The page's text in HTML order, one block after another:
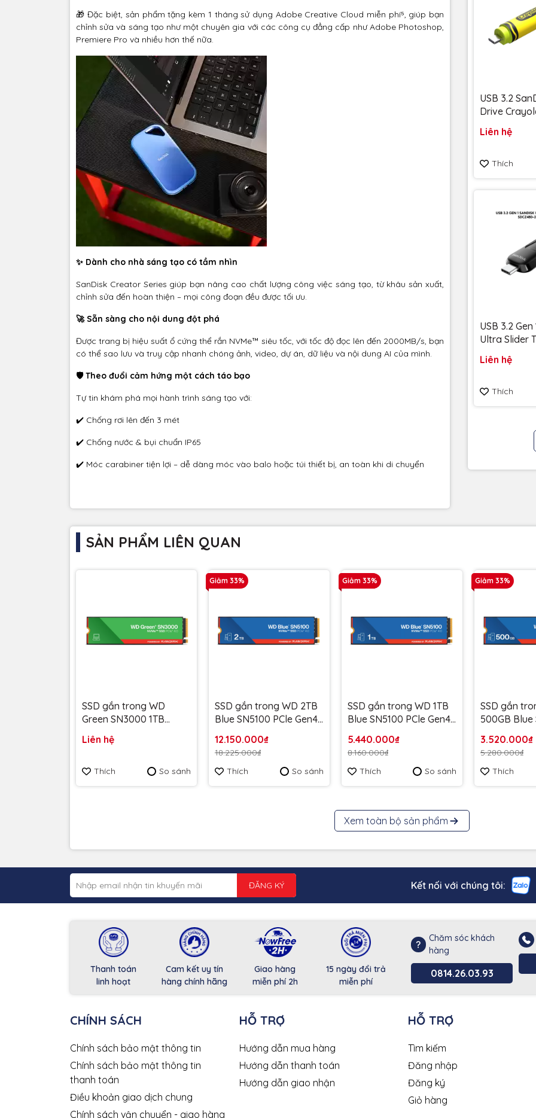
🎁 Đặc biệt, sản phẩm tặng kèm 1 tháng sử dụng Adobe Creative Cloud miễn phí⁵, giúp bạn
chỉnh sửa và sáng tạo như một chuyên gia với các công cụ đẳng cấp như Adobe Photoshop,
Premiere Pro và nhiều hơn thế nữa.
✨ Dành cho nhà sáng tạo có tầm nhìn
SanDisk Creator Series giúp bạn nâng cao chất lượng công việc sáng tạo, từ khâu sản xuất,
chỉnh sửa đến hoàn thiện – mọi công đoạn đều được tối ưu.
🚀 Sẵn sàng cho nội dung đột phá
Được trang bị hiệu suất ổ cứng thể rắn NVMe™ siêu tốc, với tốc độ đọc lên đến 2000MB/s, bạn
có thể sao lưu và truy cập nhanh chóng ảnh, video, dự án, dữ liệu và nội dung AI của mình.
🛡️ Theo đuổi cảm hứng một cách táo bạo
Tự tin khám phá mọi hành trình sáng tạo với:
✔️ Chống rơi lên đến 3 mét
✔️ Chống nước & bụi chuẩn IP65
✔️ Móc carabiner tiện lợi – dễ dàng móc vào balo hoặc túi thiết bị, an toàn khi di chuyển
USB 3.2
Drive
SDCZIC-
5 năm
Liên hệ
Thích
USB 3.2
Ultra Slider
SDCZ480-
Liên hệ
Thích
SẢN PHẨM LIÊN QUAN
SSD gắn trong WD
Green SN3000 1TB
4 WDS500G5B0E upto
năm
Liên hệ
Thích So sánh
Giảm 33%
SSD gắn trong WD 2TB
Blue SN5100 PCle Gen4x
WDS200T5B0EE upto
7100Mb/s - Bảo Hành 5
năm
12.150.000₫
18.225.000₫
Thích
So sánh
Giảm 33%
SSD gắn trong WD 1TB
Blue SN5100 PCle Gen4x
WDS100T5B0E - Bảo
Hành 5 năm
5.440.000₫
8.160.000₫
Thích
So sánh
Giảm 33%
SSD gắn
500GB Blue
Hành 5 năm
3.520.000₫
5.280.000₫
Thích
Xem toàn bộ sản phẩm
ĐĂNG KÝ Kết nối với chúng tôi:
Thanh toán
linh hoạt
Cam kết uy tín
hàng chính hãng
Giao hàng
miễn phí 2h
15 ngày đổi trả
miễn phí
Chăm sóc khách
hàng
0814.26.03.93
CHÍNH SÁCH
Chính sách bảo mật thông tin
Chính sách bảo mật thông tin
thanh toán
Điều khoản giao dịch chung
Chính sách vận chuyển - giao hàng
HỖ TRỢ
Hướng dẫn mua hàng
Hướng dẫn thanh toán
Hướng dẫn giao nhận
HỖ TRỢ
Tìm kiếm
Đăng nhập
Đăng ký
Giỏ hàng